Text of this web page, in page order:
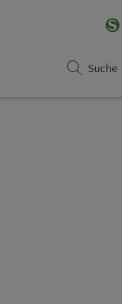
Suche